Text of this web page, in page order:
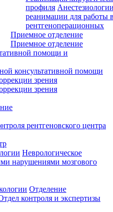
профиля
реанимации для работы
рентгеноперационных
Приемное отделение
Приемное отделение
помощи и
консультативной помощи
зрения
зрения
рентгеновского центра
Неврологическое
нарушениями мозгового
Отделение
контроля и экспертизы